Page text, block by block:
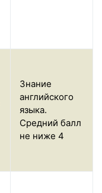
Знание
английского
языка.
Средний балл
не ниже 4